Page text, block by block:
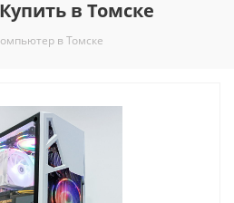
в Томске
в Томске